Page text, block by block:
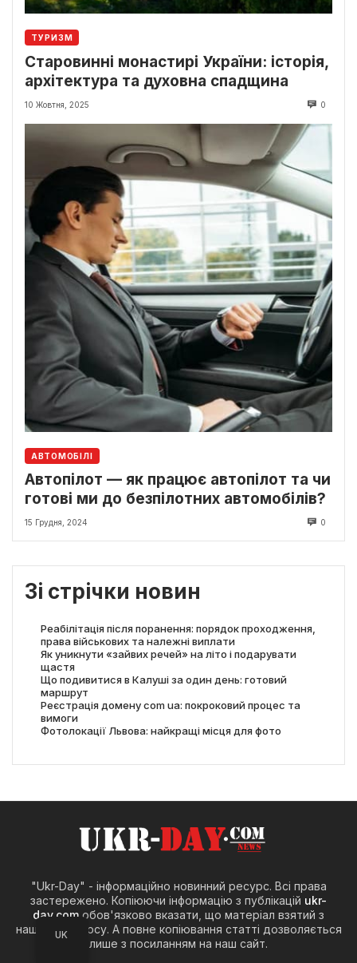
ТУРИЗМ
Старовинні монастирі України: історія,
архітектура та духовна спадщина
10 Жовтня, 2025 0
АВТОМОБІЛІ
Автопілот — як працює автопілот та чи
готові ми до безпілотних автомобілів?
15 Грудня, 2024 0
Зі стрічки новин
Реабілітація після поранення: порядок проходження,
права військових та належні виплати
Як уникнути «зайвих речей» на літо і подарувати
щастя
Що подивитися в Калуші за один день: готовий
маршрут
Реєстрація домену com ua: покроковий процес та
вимоги
Фотолокації Львова: найкращі місця для фото
"Ukr-Day" - інформаційно новинний ресурс. Всі права
застережено. Копіюючи інформацію з публікацій ukr-
day.com обов'язково вказати, що матеріал взятий з
нашого ресурсу. А повне копіювання статті дозволяється
лише з посиланням на наш сайт.
UK